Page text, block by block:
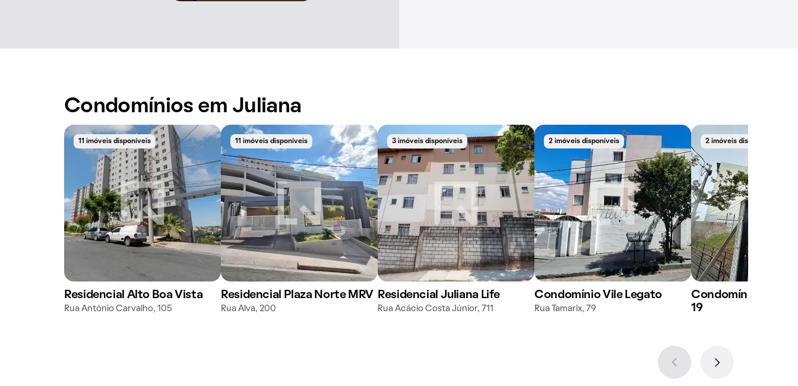
Condomínios em Juliana
11 imóveis disponíveis
Residencial Alto Boa Vista
Rua António Carvalho, 105
11 imóveis disponíveis
Residencial Plaza Norte MRV
Rua Alva, 200
3 imóveis disponíveis
Residencial Juliana Life
Rua Acácio Costa Júnior, 711
2 imóveis disponíveis
Condomínio Vile Legato
Rua Tamarix, 79
2 imóveis disponíveis
Condomínio em
19